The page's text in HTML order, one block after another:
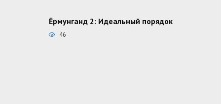
Ёрмунганд 2: Идеальный порядок
46